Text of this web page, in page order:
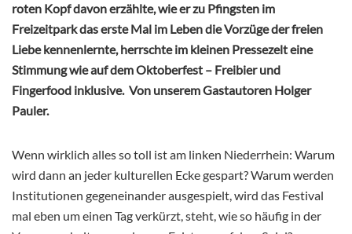
roten Kopf davon erzählte, wie er zu Pfingsten im
Freizeitpark das erste Mal im Leben die Vorzüge der freien
Liebe kennenlernte, herrschte im kleinen Pressezelt eine
Stimmung wie auf dem Oktoberfest – Freibier und
Fingerfood inklusive. Von unserem Gastautoren Holger
Pauler.
Wenn wirklich alles so toll ist am linken Niederrhein: Warum
wird dann an jeder kulturellen Ecke gespart? Warum werden
Institutionen gegeneinander ausgespielt, wird das Festival
mal eben um einen Tag verkürzt, steht, wie so häufig in der